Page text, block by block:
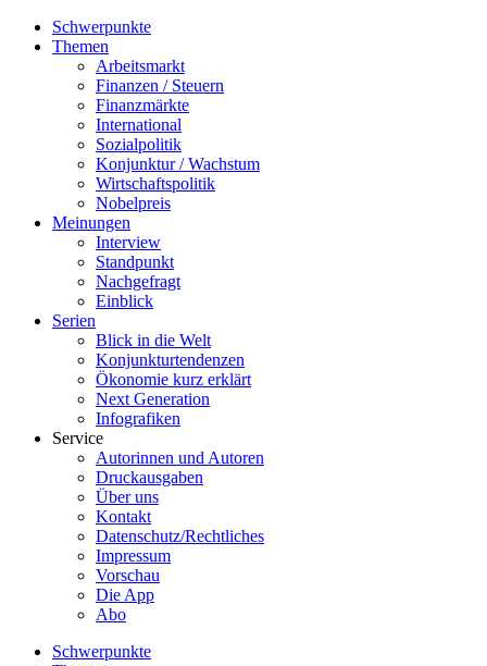
Schwerpunkte
Themen
Arbeitsmarkt
Finanzen / Steuern
Finanzmärkte
International
Sozialpolitik
Konjunktur / Wachstum
Wirtschaftspolitik
Nobelpreis
Meinungen
Interview
Standpunkt
Nachgefragt
Einblick
Serien
Blick in die Welt
Konjunkturtendenzen
Ökonomie kurz erklärt
Next Generation
Infografiken
Service
Autorinnen und Autoren
Druckausgaben
Über uns
Kontakt
Datenschutz/Rechtliches
Impressum
Vorschau
Die App
Abo
Schwerpunkte